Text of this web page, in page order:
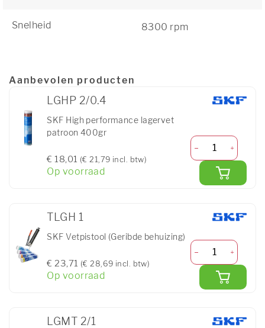
Snelheid 8300 rpm
Aanbevolen producten
LGHP 2/0.4
SKF High performance lagervet
patroon 400gr
€ 18,01 (€ 21,79 incl. btw)
Op voorraad
TLGH 1
SKF Vetpistool (Geribde behuizing)
€ 23,71 (€ 28,69 incl. btw)
Op voorraad
LGMT 2/1